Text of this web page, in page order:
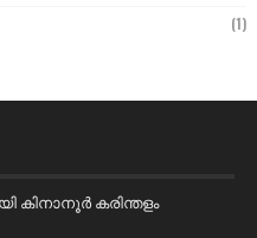
(1)
കിനാനൂർ കരിന്തളം